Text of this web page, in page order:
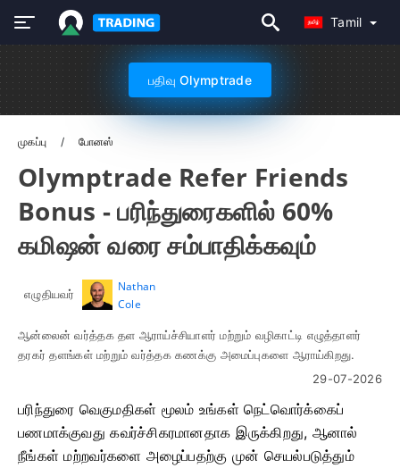
Tamil
பதிவு Olymptrade
முகப்பு போனஸ்
Olymptrade Refer Friends
Bonus - பரிந்துரைகளில் 60%
கமிஷன் வரை சம்பாதிக்கவும்
எழுதியவர்
Nathan
Cole
ஆன்லைன் வர்த்தக தள ஆராய்ச்சியாளர் மற்றும் வழிகாட்டி எழுத்தாளர்
தரகர் தளங்கள் மற்றும் வர்த்தக கணக்கு அமைப்புகளை ஆராய்கிறது.
29-07-2026
பரிந்துரை வெகுமதிகள் மூலம் உங்கள் நெட்வொர்க்கைப்
பணமாக்குவது கவர்ச்சிகரமானதாக இருக்கிறது, ஆனால்
நீங்கள் மற்றவர்களை அழைப்பதற்கு முன் செயல்படுத்தும்